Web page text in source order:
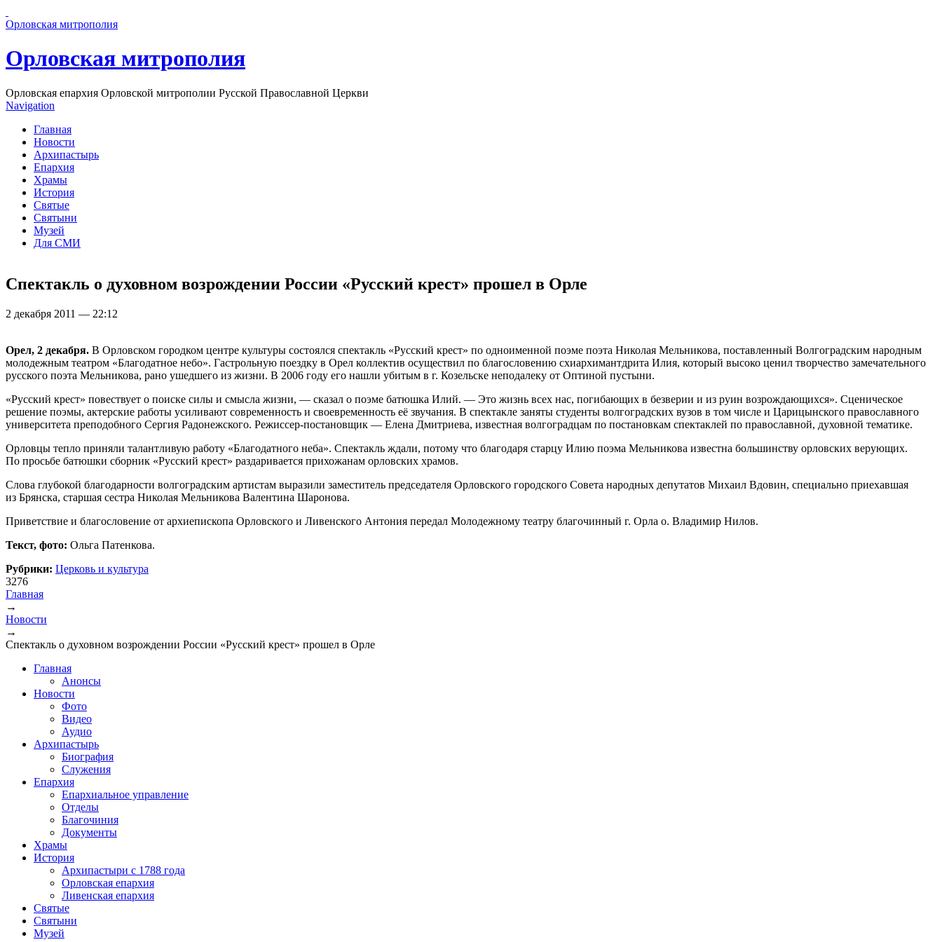
Орловская митрополия
Орловская митрополия
Орловская епархия Орловской митрополии Русской Православной Церкви
Navigation
Главная
Новости
Архипастырь
Епархия
Храмы
История
Святые
Святыни
Музей
Для СМИ
Спектакль о духовном возрождении России «Русский крест» прошел в Орле
2 декабря 2011 — 22:12
Орел, 2 декабря. В Орловском городком центре культуры состоялся спектакль «Русский крест» по одноименной поэме поэта Николая Мельникова, поставленный Волгоградским народным
молодежным театром «Благодатное небо». Гастрольную поездку в Орел коллектив осуществил по благословению схиархимантдрита Илия, который высоко ценил творчество замечательного
русского поэта Мельникова, рано ушедшего из жизни. В 2006 году его нашли убитым в г. Козельске неподалеку от Оптиной пустыни.
«Русский крест» повествует о поиске силы и смысла жизни, — сказал о поэме батюшка Илий. — Это жизнь всех нас, погибающих в безверии и из руин возрождающихся». Сценическое
решение поэмы, актерские работы усиливают современность и своевременность её звучания. В спектакле заняты студенты волгоградских вузов в том числе и Царицынского православного
университета преподобного Сергия Радонежского. Режиссер-постановщик — Елена Дмитриева, известная волгоградцам по постановкам спектаклей по православной, духовной тематике.
Орловцы тепло приняли талантливую работу «Благодатного неба». Спектакль ждали, потому что благодаря старцу Илию поэма Мельникова известна большинству орловских верующих.
По просьбе батюшки сборник «Русский крест» раздаривается прихожанам орловских храмов.
Слова глубокой благодарности волгоградским артистам выразили заместитель председателя Орловского городского Совета народных депутатов Михаил Вдовин, специально приехавшая
из Брянска, старшая сестра Николая Мельникова Валентина Шаронова.
Приветствие и благословение от архиепископа Орловского и Ливенского Антония передал Молодежному театру благочинный г. Орла о. Владимир Нилов.
Текст, фото: Ольга Патенкова.
Рубрики: Церковь и культура
3276
Вы здесь
Главная
→
Новости
→
Спектакль о духовном возрождении России «Русский крест» прошел в Орле
Главная
Анонсы
Новости
Фото
Видео
Аудио
Архипастырь
Биография
Служения
Епархия
Епархиальное управление
Отделы
Благочиния
Документы
Храмы
История
Архипастыри с 1788 года
Орловская епархия
Ливенская епархия
Святые
Святыни
Музей